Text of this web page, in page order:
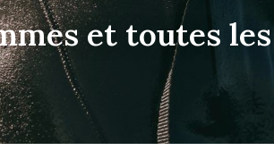
et toutes